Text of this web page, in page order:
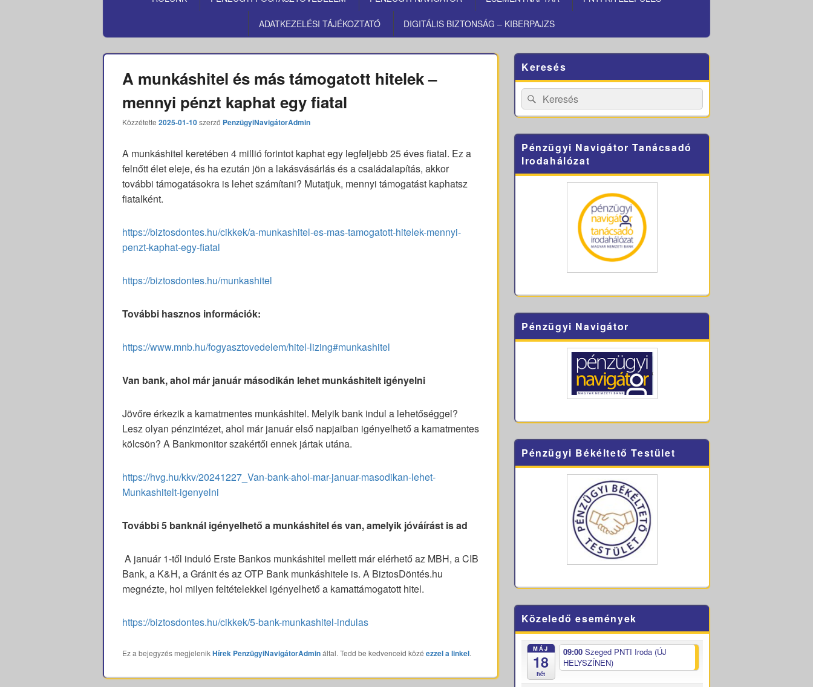
ADATKEZELÉSI TÁJÉKOZTATÓ DIGITÁLIS BIZTONSÁG – KIBERPAJZS
A munkáshitel és más támogatott hitelek –
mennyi pénzt kaphat egy fiatal
Közzétette 2025-01-10szerző PenzügyiNavigátorAdmin
A munkáshitel keretében 4 millió forintot kaphat egy legfeljebb 25 éves fiatal. Ez a
felnőtt élet eleje, és ha ezután jön a lakásvásárlás és a családalapítás, akkor
további támogatásokra is lehet számítani? Mutatjuk, mennyi támogatást kaphatsz
fiatalként.
https://biztosdontes.hu/cikkek/a-munkashitel-es-mas-tamogatott-hitelek-mennyi-
penzt-kaphat-egy-fiatal
https://biztosdontes.hu/munkashitel
További hasznos információk:
https://www.mnb.hu/fogyasztovedelem/hitel-lizing#munkashitel
Van bank, ahol már január másodikán lehet munkáshitelt igényelni
Jövőre érkezik a kamatmentes munkáshitel. Melyik bank indul a lehetőséggel?
Lesz olyan pénzintézet, ahol már január első napjaiban igényelhető a kamatmentes
kölcsön? A Bankmonitor szakértői ennek jártak utána.
https://hvg.hu/kkv/20241227_Van-bank-ahol-mar-januar-masodikan-lehet-
Munkashitelt-igenyelni
További 5 banknál igényelhető a munkáshitel és van, amelyik jóváírást is ad
A január 1-től induló Erste Bankos munkáshitel mellett már elérhető az MBH, a CIB
Bank, a K&H, a Gránit és az OTP Bank munkáshitele is. A BiztosDöntés.hu
megnézte, hol milyen feltételekkel igényelhető a kamattámogatott hitel.
https://biztosdontes.hu/cikkek/5-bank-munkashitel-indulas
Ez a bejegyzés megjelenikHírek PenzügyiNavigátorAdmináltal. Tedd be kedvenceid közé ezzel a linkel.
Sidebar
Widget
Area
Keresés
Search
for:
Search
Pénzügyi Navigátor Tanácsadó
Irodahálózat
Pénzügyi Navigátor
Pénzügyi Békéltető Testület
Közeledő események
MÁJ
18
hét
09:00 Szeged PNTI Iroda (ÚJ
HELYSZÍNEN)